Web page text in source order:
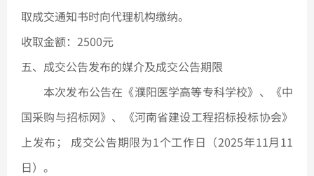
取成交通知书时向代理机构缴纳。
收取金额：2500元
五、成交公告发布的媒介及成交公告期限
本次发布公告在《濮阳医学高等专科学校》、《中
国采购与招标网》、《河南省建设工程招标投标协会》
上发布；
成交公告期限为1个工作日 （2025年11月11
日）。